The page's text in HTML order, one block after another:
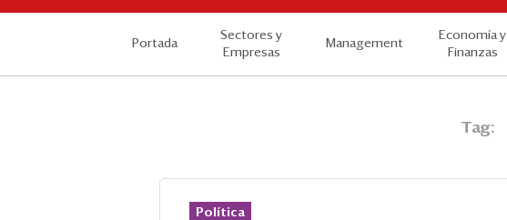
Portada
Sectores y
Empresas
Management
Economía y
Finanzas
Tag:
Política